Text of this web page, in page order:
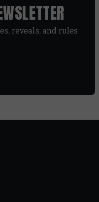
reveals, and rules